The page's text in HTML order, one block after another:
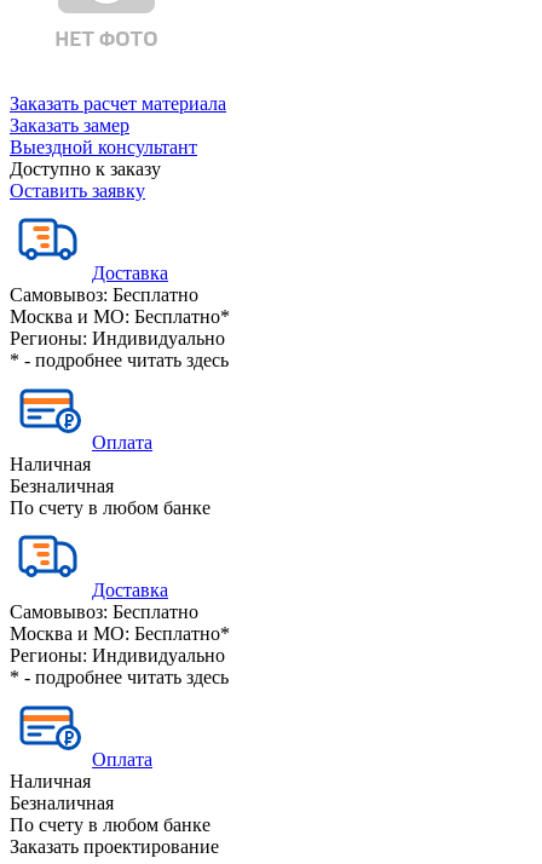
Заказать расчет материала
Заказать замер
Выездной консультант
Доступно к заказу
Оставить заявку
Доставка
Самовывоз: Бесплатно
Москва и МО: Бесплатно*
Регионы: Индивидуально
* - подробнее читать здесь
Оплата
Наличная
Безналичная
По счету в любом банке
Доставка
Самовывоз: Бесплатно
Москва и МО: Бесплатно*
Регионы: Индивидуально
* - подробнее читать здесь
Оплата
Наличная
Безналичная
По счету в любом банке
Заказать проектирование